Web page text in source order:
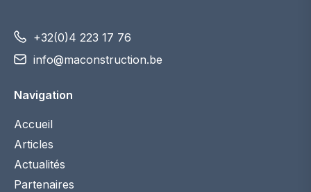
+32(0)4 223 17 76
info@maconstruction.be
Navigation
Accueil
Articles
Actualités
Partenaires